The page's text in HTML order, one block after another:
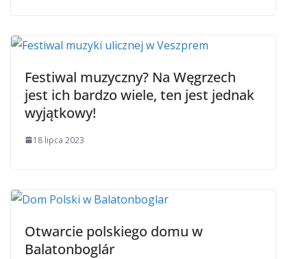
Festiwal muzyczny? Na Węgrzech
jest ich bardzo wiele, ten jest jednak
wyjątkowy!
18 lipca 2023
Otwarcie polskiego domu w
Balatonboglár